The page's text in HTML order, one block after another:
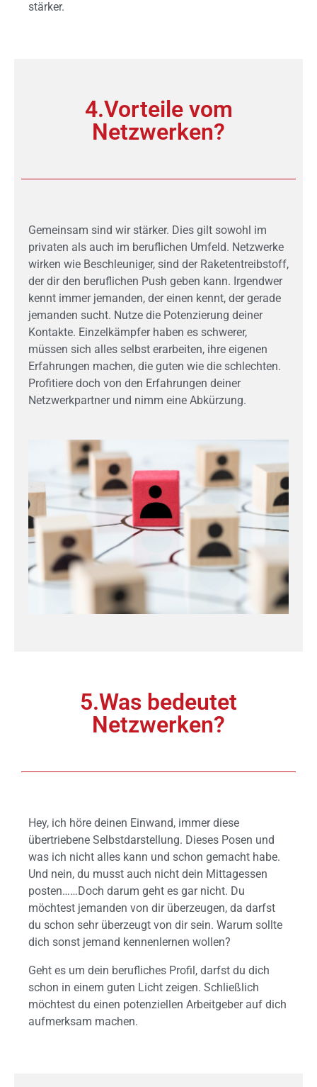
stärker.
4.Vorteile vom
Netzwerken?
Gemeinsam sind wir stärker. Dies gilt sowohl im
privaten als auch im beruflichen Umfeld. Netzwerke
wirken wie Beschleuniger, sind der Raketentreibstoff,
der dir den beruflichen Push geben kann. Irgendwer
kennt immer jemanden, der einen kennt, der gerade
jemanden sucht. Nutze die Potenzierung deiner
Kontakte. Einzelkämpfer haben es schwerer,
müssen sich alles selbst erarbeiten, ihre eigenen
Erfahrungen machen, die guten wie die schlechten.
Profitiere doch von den Erfahrungen deiner
Netzwerkpartner und nimm eine Abkürzung.
5.Was bedeutet
Netzwerken?
Hey, ich höre deinen Einwand, immer diese
übertriebene Selbstdarstellung. Dieses Posen und
was ich nicht alles kann und schon gemacht habe.
Und nein, du musst auch nicht dein Mittagessen
posten……Doch darum geht es gar nicht. Du
möchtest jemanden von dir überzeugen, da darfst
du schon sehr überzeugt von dir sein. Warum sollte
dich sonst jemand kennenlernen wollen?
Geht es um dein berufliches Profil, darfst du dich
schon in einem guten Licht zeigen. Schließlich
möchtest du einen potenziellen Arbeitgeber auf dich
aufmerksam machen.